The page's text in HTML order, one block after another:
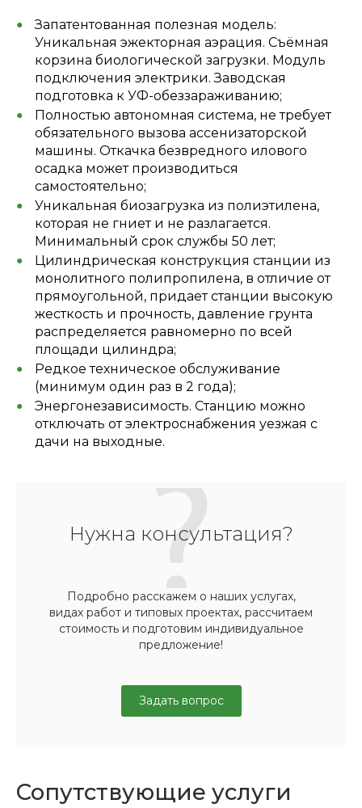
Запатентованная полезная модель:
Уникальная эжекторная аэрация. Съёмная
корзина биологической загрузки. Модуль
подключения электрики. Заводская
подготовка к УФ-обеззараживанию;
Полностью автономная система, не требует
обязательного вызова ассенизаторской
машины. Откачка безвредного илового
осадка может производиться
самостоятельно;
Уникальная биозагрузка из полиэтилена,
которая не гниет и не разлагается.
Минимальный срок службы 50 лет;
Цилиндрическая конструкция станции из
монолитного полипропилена, в отличие от
прямоугольной, придает станции высокую
жесткость и прочность, давление грунта
распределяется равномерно по всей
площади цилиндра;
Редкое техническое обслуживание
(минимум один раз в 2 года);
Энергонезависимость. Станцию можно
отключать от электроснабжения уезжая с
дачи на выходные.
Нужна консультация?
Подробно расскажем о наших услугах,
видах работ и типовых проектах, рассчитаем
стоимость и подготовим индивидуальное
предложение!
Задать вопрос
Сопутствующие услуги